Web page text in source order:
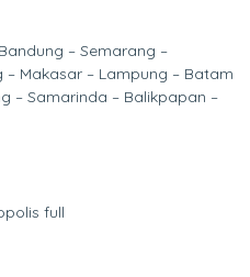
– Semarang –
Makasar – Lampung – Batam
– Samarinda – Balikpapan –